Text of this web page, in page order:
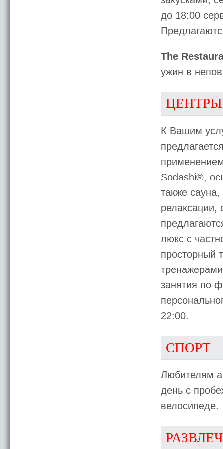
до 18:00
The
ужин в
К Вашим
Sodashi®,
также
релаксации,
люкс с
просторный
занятия по
22:00.
СПОРТ
Любителям
день с
велосипеде.